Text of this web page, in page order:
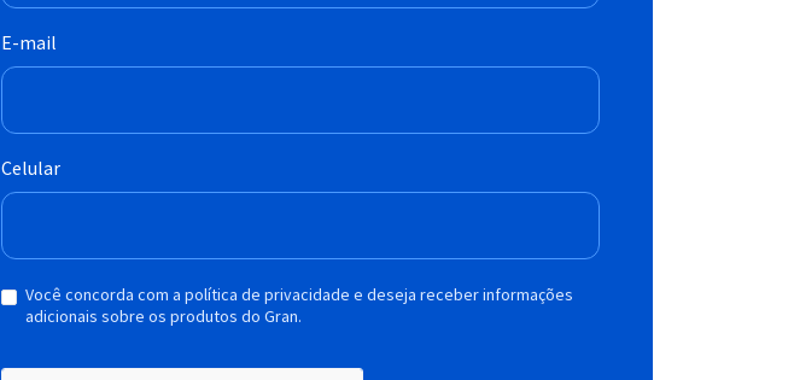
E-mail
Celular
Você concorda com a política de privacidade e deseja receber informações
adicionais sobre os produtos do Gran.